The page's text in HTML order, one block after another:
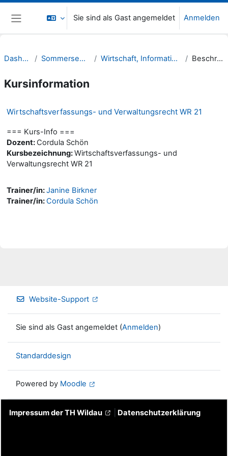
Zum Hauptinhalt
Website-Übersicht
Sie sind als Gast angemeldet Anmelden
Dashboard Sommersemester 22 Wirtschaft, Informatik, Recht (WIR) Beschreibung
Kursinformation
Wirtschaftsverfassungs- und Verwaltungsrecht WR 21
=== Kurs-Info ===
Dozent: Cordula Schön
Kursbezeichnung:Wirtschaftsverfassungs- und
Verwaltungsrecht WR 21
Trainer/in:Janine Birkner
Trainer/in:Cordula Schön
Website-Support
Sie sind als Gast angemeldet (Anmelden)
Standarddesign
Powered by Moodle
Impressum der TH Wildau Datenschutzerklärung